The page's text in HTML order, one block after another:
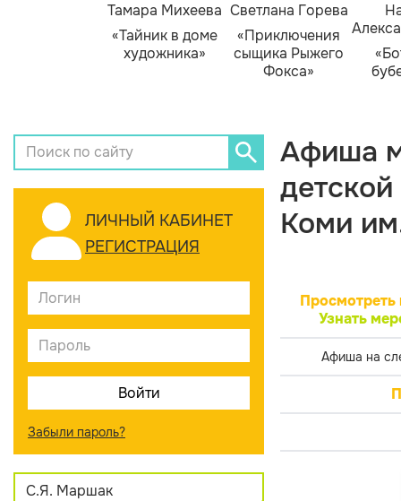
Тамара Михеева
«Тайник в доме
художника»
Светлана Горева
«Приключения
сыщика Рыжего
Фокса»
ЛИЧНЫЙ КАБИНЕТ
РЕГИСТРАЦИЯ
Забыли пароль?
С.Я. Маршак
Афиша
Коми
Просмотреть
Узнать
Афиша на